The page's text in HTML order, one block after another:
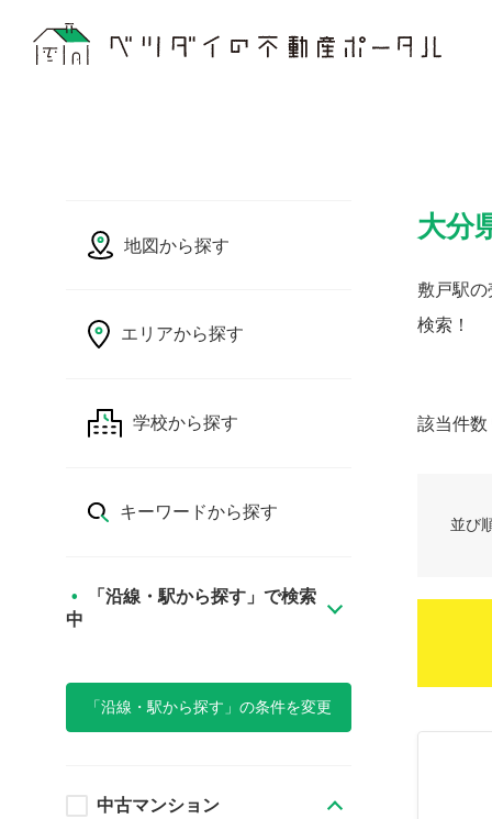
大分
敷戸駅
検索！
該当件数
並び
地図から探す
エリアから探す
学校から探す
キーワードから探す
中
「沿線・駅から探す」の条件を変更
中古マンション